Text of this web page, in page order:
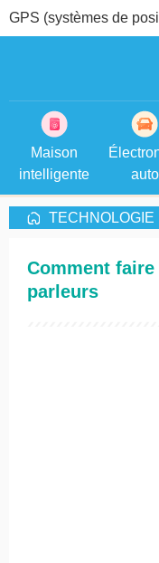
GPS (systèmes de
Maison
intelligente
auto
Comment
parleurs